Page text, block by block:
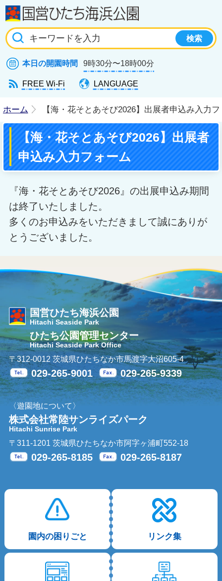
本日の開園時間 9時30分〜18時00分
FREE Wi-Fi LANGUAGE
ホーム 【海・花そとあそび2026】出展者申込み入力
【海・花そとあそび2026】出展者
申込み入力フォーム
『海・花そとあそび2026』の出展申込み期間
は終了いたしました。
多くのお申込みをいただきまして誠にありが
とうございました。
国営ひたち海浜公園
Hitachi Seaside Park
ひたち公園管理センター
Hitachi Seaside Park Office
〒312-0012 茨城県ひたちなか市馬渡字大沼605-4
Tel.
029-265-9001 Fax.
029-265-9339
〈遊園地について〉
株式会社常陸サンライズパーク
Hitachi Sunrise Park
〒311-1201 茨城県ひたちなか市阿字ヶ浦町552-18
Tel.
029-265-8185 Fax.
029-265-8187
園内の困りごと リンク集